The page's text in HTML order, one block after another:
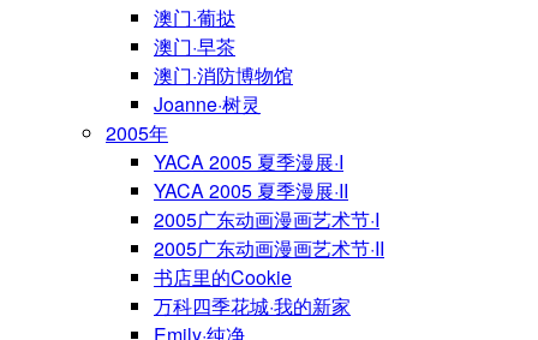
澳门·葡挞
澳门·早茶
澳门·消防博物馆
Joanne·树灵
2005年
YACA 2005 夏季漫展·I
YACA 2005 夏季漫展·II
2005广东动画漫画艺术节·I
2005广东动画漫画艺术节·II
书店里的Cookie
万科四季花城·我的新家